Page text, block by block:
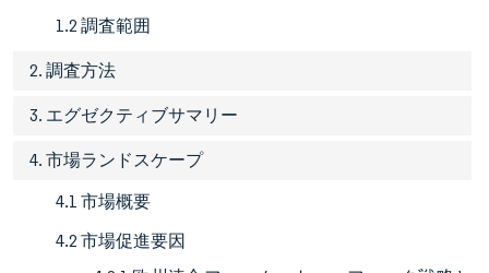
1.2 調査範囲
2. 調査方法
3. エグゼクティブサマリー
4. 市場ランドスケープ
4.1 市場概要
4.2 市場促進要因